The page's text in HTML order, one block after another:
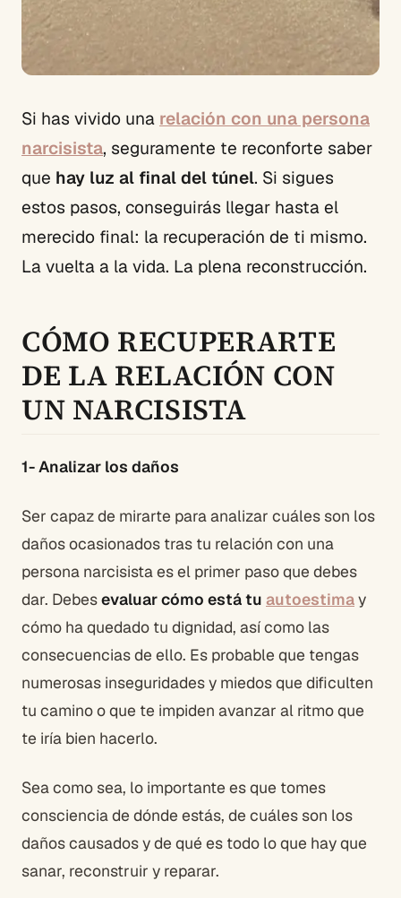
Si has vivido una relación con una persona
narcisista, seguramente te reconforte saber
que hay luz al final del túnel. Si sigues
estos pasos, conseguirás llegar hasta el
merecido final: la recuperación de ti mismo.
La vuelta a la vida. La plena reconstrucción.
CÓMO RECUPERARTE
DE LA RELACIÓN CON
UN NARCISISTA
1- Analizar los daños
Ser capaz de mirarte para analizar cuáles son los
daños ocasionados tras tu relación con una
persona narcisista es el primer paso que debes
dar. Debesevaluar cómo está tu autoestimay
cómo ha quedado tu dignidad, así como las
consecuencias de ello. Es probable que tengas
numerosas inseguridades y miedos que dificulten
tu camino o que te impiden avanzar al ritmo que
te iría bien hacerlo.
Sea como sea, lo importante es que tomes
consciencia de dónde estás, de cuáles son los
daños causados y de qué es todo lo que hay que
sanar, reconstruir y reparar.